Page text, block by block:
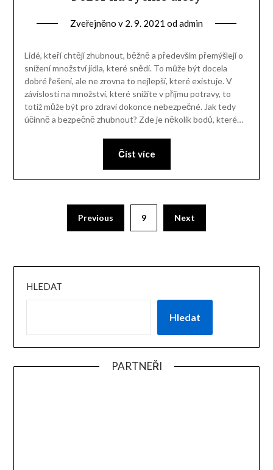
Zveřejněno v 2. 9. 2021 odadmin
Lidé, kteří chtějí zhubnout, běžně a především přemýšlejí o
snížení množství jídla, které snědí. To může být docela
dobré řešení, ale ne zrovna to nejlepší, které existuje. V
závislosti na množství, které snížíte v příjmu potravy, to
totiž může být pro zdraví dokonce nebezpečné. Jak tedy
účinně a bezpečně zhubnout? Zde je několik bodů, které…
Číst více
Previous 9 Next
HLEDAT
Hledat
PARTNEŘI